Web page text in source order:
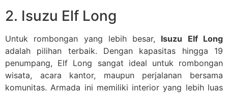
2. Isuzu Elf Long
Untuk rombongan yang lebih besar, Isuzu Elf Long
adalah pilihan terbaik. Dengan kapasitas hingga 19
penumpang, Elf Long sangat ideal untuk rombongan
wisata, acara kantor, maupun perjalanan bersama
komunitas. Armada ini memiliki interior yang lebih luas